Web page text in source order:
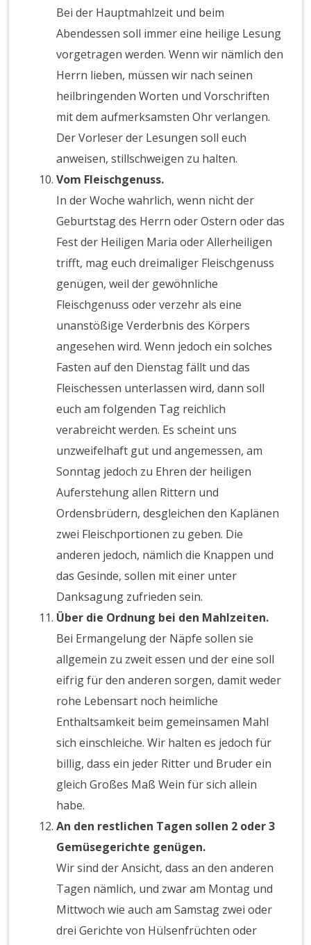
Bei der Hauptmahlzeit und beim
Abendessen soll immer eine heilige Lesung
vorgetragen werden. Wenn wir nämlich den
Herrn lieben, müssen wir nach seinen
heilbringenden Worten und Vorschriften
mit dem aufmerksamsten Ohr verlangen.
Der Vorleser der Lesungen soll euch
anweisen, stillschweigen zu halten.
Vom Fleischgenuss.
In der Woche wahrlich, wenn nicht der
Geburtstag des Herrn oder Ostern oder das
Fest der Heiligen Maria oder Allerheiligen
trifft, mag euch dreimaliger Fleischgenuss
genügen, weil der gewöhnliche
Fleischgenuss oder verzehr als eine
unanstößige Verderbnis des Körpers
angesehen wird. Wenn jedoch ein solches
Fasten auf den Dienstag fällt und das
Fleischessen unterlassen wird, dann soll
euch am folgenden Tag reichlich
verabreicht werden. Es scheint uns
unzweifelhaft gut und angemessen, am
Sonntag jedoch zu Ehren der heiligen
Auferstehung allen Rittern und
Ordensbrüdern, desgleichen den Kaplänen
zwei Fleischportionen zu geben. Die
anderen jedoch, nämlich die Knappen und
das Gesinde, sollen mit einer unter
Danksagung zufrieden sein.
Über die Ordnung bei den Mahlzeiten.
Bei Ermangelung der Näpfe sollen sie
allgemein zu zweit essen und der eine soll
eifrig für den anderen sorgen, damit weder
rohe Lebensart noch heimliche
Enthaltsamkeit beim gemeinsamen Mahl
sich einschleiche. Wir halten es jedoch für
billig, dass ein jeder Ritter und Bruder ein
gleich Großes Maß Wein für sich allein
habe.
An den restlichen Tagen sollen 2 oder 3
Gemüsegerichte genügen.
Wir sind der Ansicht, dass an den anderen
Tagen nämlich, und zwar am Montag und
Mittwoch wie auch am Samstag zwei oder
drei Gerichte von Hülsenfrüchten oder